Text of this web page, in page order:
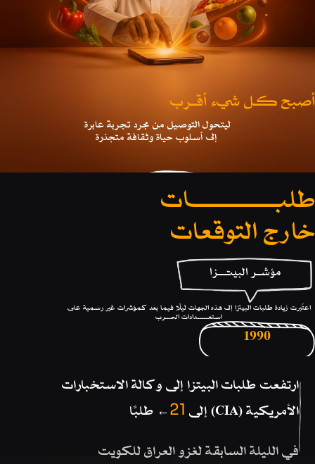
أصبح كـل شيء أقــرب
ليتحول التوصيل من مجرد تجربة عابرة
إلى أسلوب حياة وثقافة متجذرة
طلبــــــــــــات
خارج التوقعات
مؤشــر البيتـــزا
اعتُبرت زيادة طلبات البيتزا إلى هذه الجهات ليلًا فيما بعد كمؤشرات غير رسمية على
استعـــــدادات الحـــرب
1990
ارتفعت طلبات البيتزا إلى وكالة الاستخبارات
الأمريكية (CIA) إلى
21
← طلبًا
في الليلة السابقة لغزو العراق للكويت